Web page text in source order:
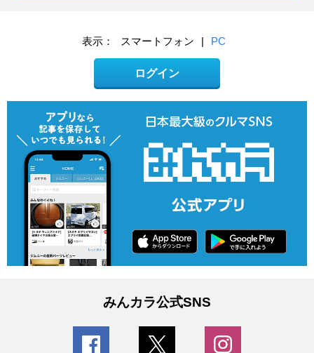
表示： スマートフォン | PC
ログイン
みんカラ公式SNS